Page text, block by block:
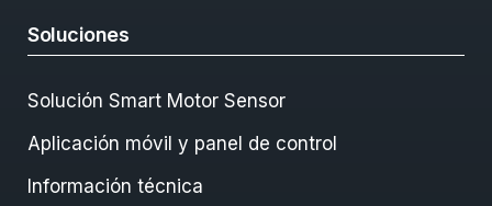
Soluciones
Solución Smart Motor Sensor
Aplicación móvil y panel de control
Información técnica